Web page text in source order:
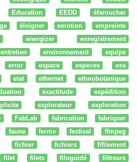
Education EEDD
éfaroucher
éloigner emotion
empreinte
energizer
enregistrement
entretien environnement
equipe
error espace especes
ess
etat ethernet
ethnobotanique
exactitude
expédition
explorateur
exploration
FabLab fabrication
fabriquer
faune ferme festival
ffmpeg
fichier fichiers
fifilement
filet filets filoguidé
filtreurs